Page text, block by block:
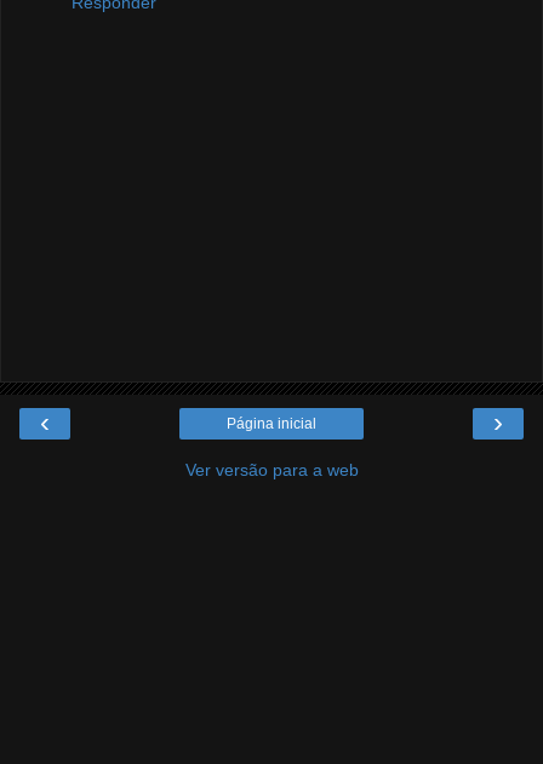
‹ ›
Página inicial
Ver versão para a web